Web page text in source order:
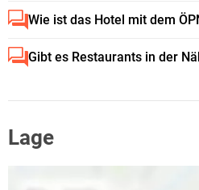
Wie ist das Hotel mit dem
Gibt es Restaurants in der
Lage